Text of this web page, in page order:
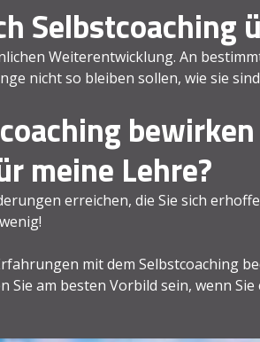
Selbstcoaching
Weiterentwicklung. An
nicht so bleiben sollen, wie sie
meine Lehre?
erreichen, die Sie sich
mit dem Selbstcoaching
Sie am besten Vorbild sein, wenn